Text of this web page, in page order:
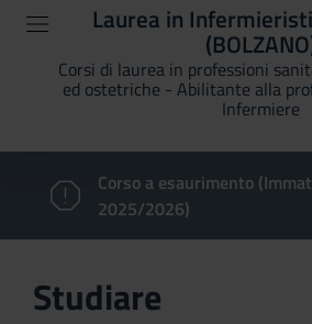
Laurea in
Corsi di laurea in professioni
ed ostetriche - Abilitante alla
Infermiere
Corso a esaurimento
2025/2026)
Studiare